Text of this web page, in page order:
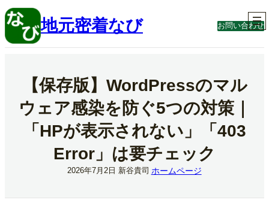
内
容
ス
地元密着なび お問い合わせ
【保存版】WordPressのマル
ウェア感染を防ぐ5つの対策｜
「HPが表示されない」「403
Error」は要チェック
2026年7月2日 新谷貴司 ホームページ